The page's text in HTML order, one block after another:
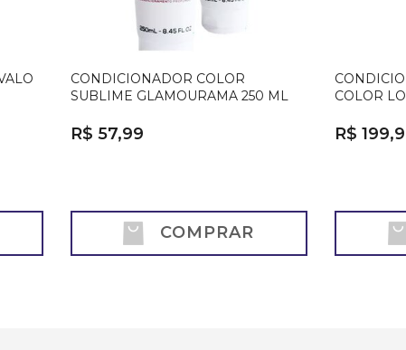
CONDICIONADOR COLOR
SUBLIME GLAMOURAMA 250 ML
R$ 57,99
COMPRAR
COLOR
R$